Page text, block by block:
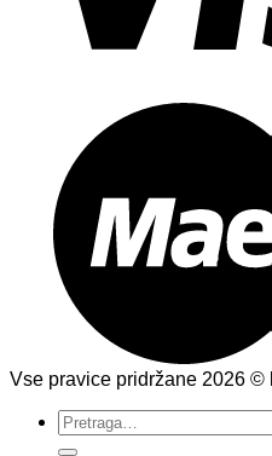
Vse pravice pridržane 2026 ©
Pretraži: